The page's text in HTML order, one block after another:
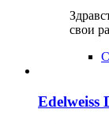
свои
Edelweiss